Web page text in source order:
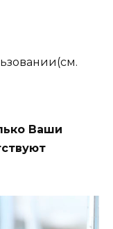
Ваши